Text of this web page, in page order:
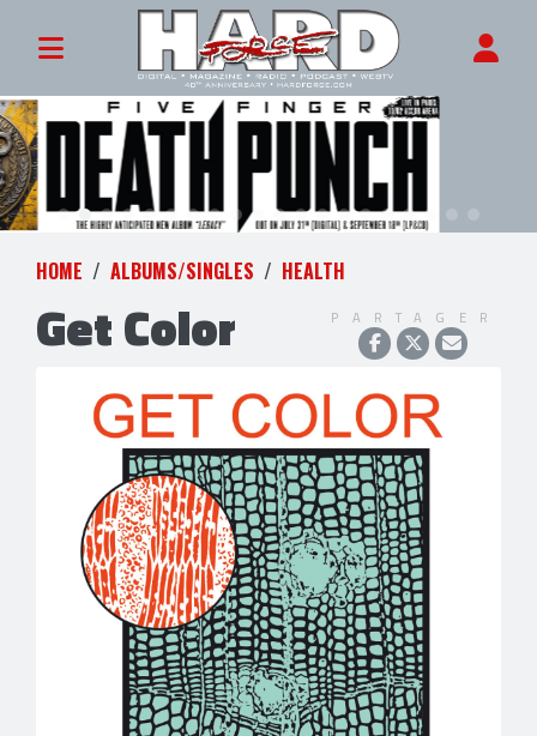
HOME ALBUMS/SINGLES HEALTH
Get Color PARTAGER